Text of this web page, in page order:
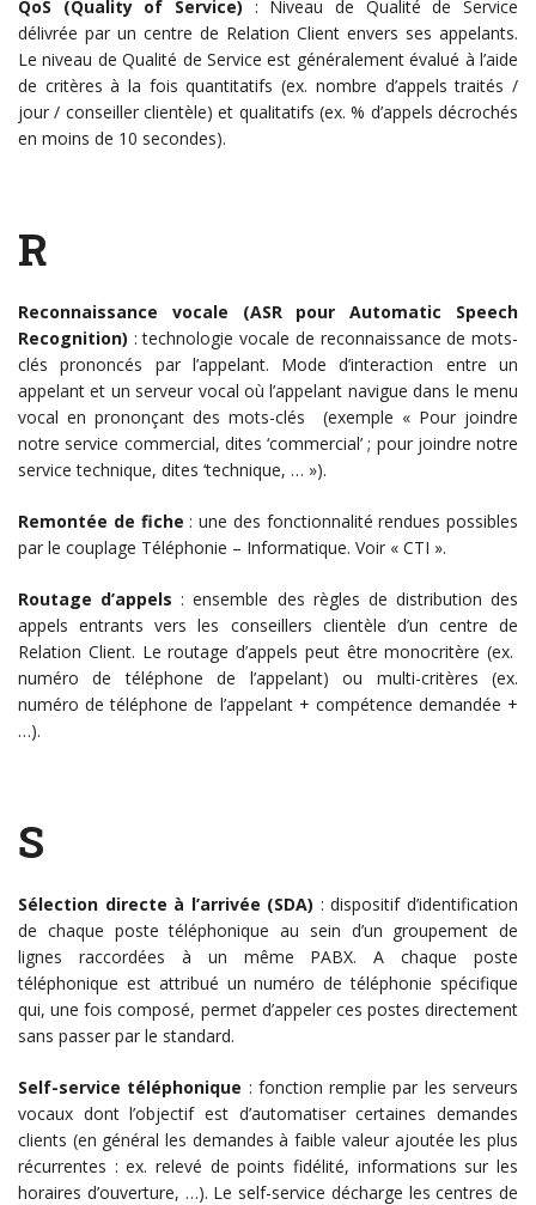
QoS (Quality of Service) : Niveau de Qualité de Service
délivrée par un centre de Relation Client envers ses appelants.
Le niveau de Qualité de Service est généralement évalué à l’aide
de critères à la fois quantitatifs (ex. nombre d’appels traités /
jour / conseiller clientèle) et qualitatifs (ex. % d’appels décrochés
en moins de 10 secondes).
R
Reconnaissance vocale (ASR pour Automatic Speech
Recognition) : technologie vocale de reconnaissance de mots-
clés prononcés par l’appelant. Mode d’interaction entre un
appelant et un serveur vocal où l’appelant navigue dans le menu
vocal en prononçant des mots-clés (exemple « Pour joindre
notre service commercial, dites ‘commercial’ ; pour joindre notre
service technique, dites ‘technique, … »).
Remontée de fiche : une des fonctionnalité rendues possibles
par le couplage Téléphonie – Informatique. Voir « CTI ».
Routage d’appels : ensemble des règles de distribution des
appels entrants vers les conseillers clientèle d’un centre de
Relation Client. Le routage d’appels peut être monocritère (ex.
numéro de téléphone de l’appelant) ou multi-critères (ex.
numéro de téléphone de l’appelant + compétence demandée +
…).
S
Sélection directe à l’arrivée (SDA) : dispositif d’identification
de chaque poste téléphonique au sein d’un groupement de
lignes raccordées à un même PABX. A chaque poste
téléphonique est attribué un numéro de téléphonie spécifique
qui, une fois composé, permet d’appeler ces postes directement
sans passer par le standard.
Self-service téléphonique : fonction remplie par les serveurs
vocaux dont l’objectif est d’automatiser certaines demandes
clients (en général les demandes à faible valeur ajoutée les plus
récurrentes : ex. relevé de points fidélité, informations sur les
horaires d’ouverture, …). Le self-service décharge les centres de